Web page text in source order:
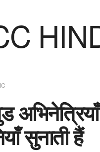
सुनाती हैं